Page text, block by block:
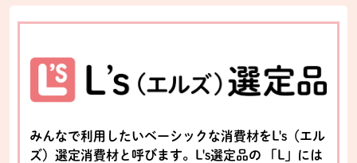
みんなで利用したいベーシックな消費材をL's（エル
ズ）選定消費材と呼びます。L's選定品の 「L」には